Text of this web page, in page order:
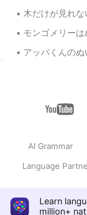
木だけが見れない。しおれた枝だけが見れない。体には37兆個の細胞が見える
モンゴメリーはめったに雪が降らないのに極渦のせいで今細雪が降っていま
アッパくんのぬいぐるみが着いた！嬉しい！😭 最近、レポートを
AI Grammar
Language
Learn
million+